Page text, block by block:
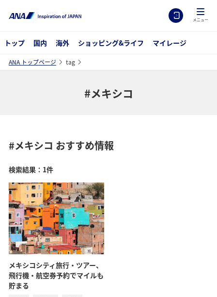
メニュー
トップ 国内 海外 ショッピング&ライフ マイレージ
ANA トップページ tag
#メキシコ
#メキシコ おすすめ情報
検索結果：1件
メキシコシティ旅行・ツアー、
飛行機・航空券予約でマイルも
貯まる